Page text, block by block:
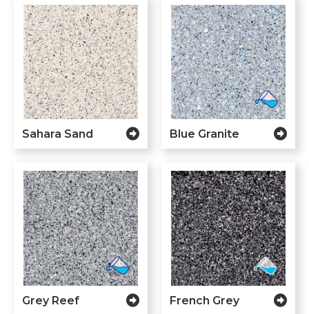
Sahara Sand Blue Granite
Grey Reef French Grey